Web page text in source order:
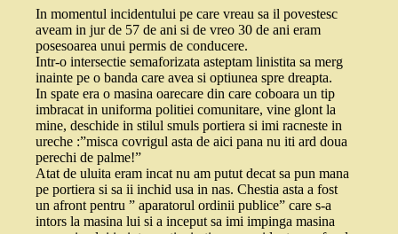
In momentul incidentului pe care vreau sa il povestesc
aveam in jur de 57 de ani si de vreo 30 de ani eram
posesoarea unui permis de conducere.
Intr-o intersectie semaforizata asteptam linistita sa merg
inainte pe o banda care avea si optiunea spre dreapta.
In spate era o masina oarecare din care coboara un tip
imbracat in uniforma politiei comunitare, vine glont la
mine, deschide in stilul smuls portiera si imi racneste in
ureche :”misca covrigul asta de aici pana nu iti ard doua
perechi de palme!”
Atat de uluita eram incat nu am putut decat sa pun mana
pe portiera si sa ii inchid usa in nas. Chestia asta a fost
un afront pentru ” aparatorul ordinii publice” care s-a
intors la masina lui si a inceput sa imi impinga masina